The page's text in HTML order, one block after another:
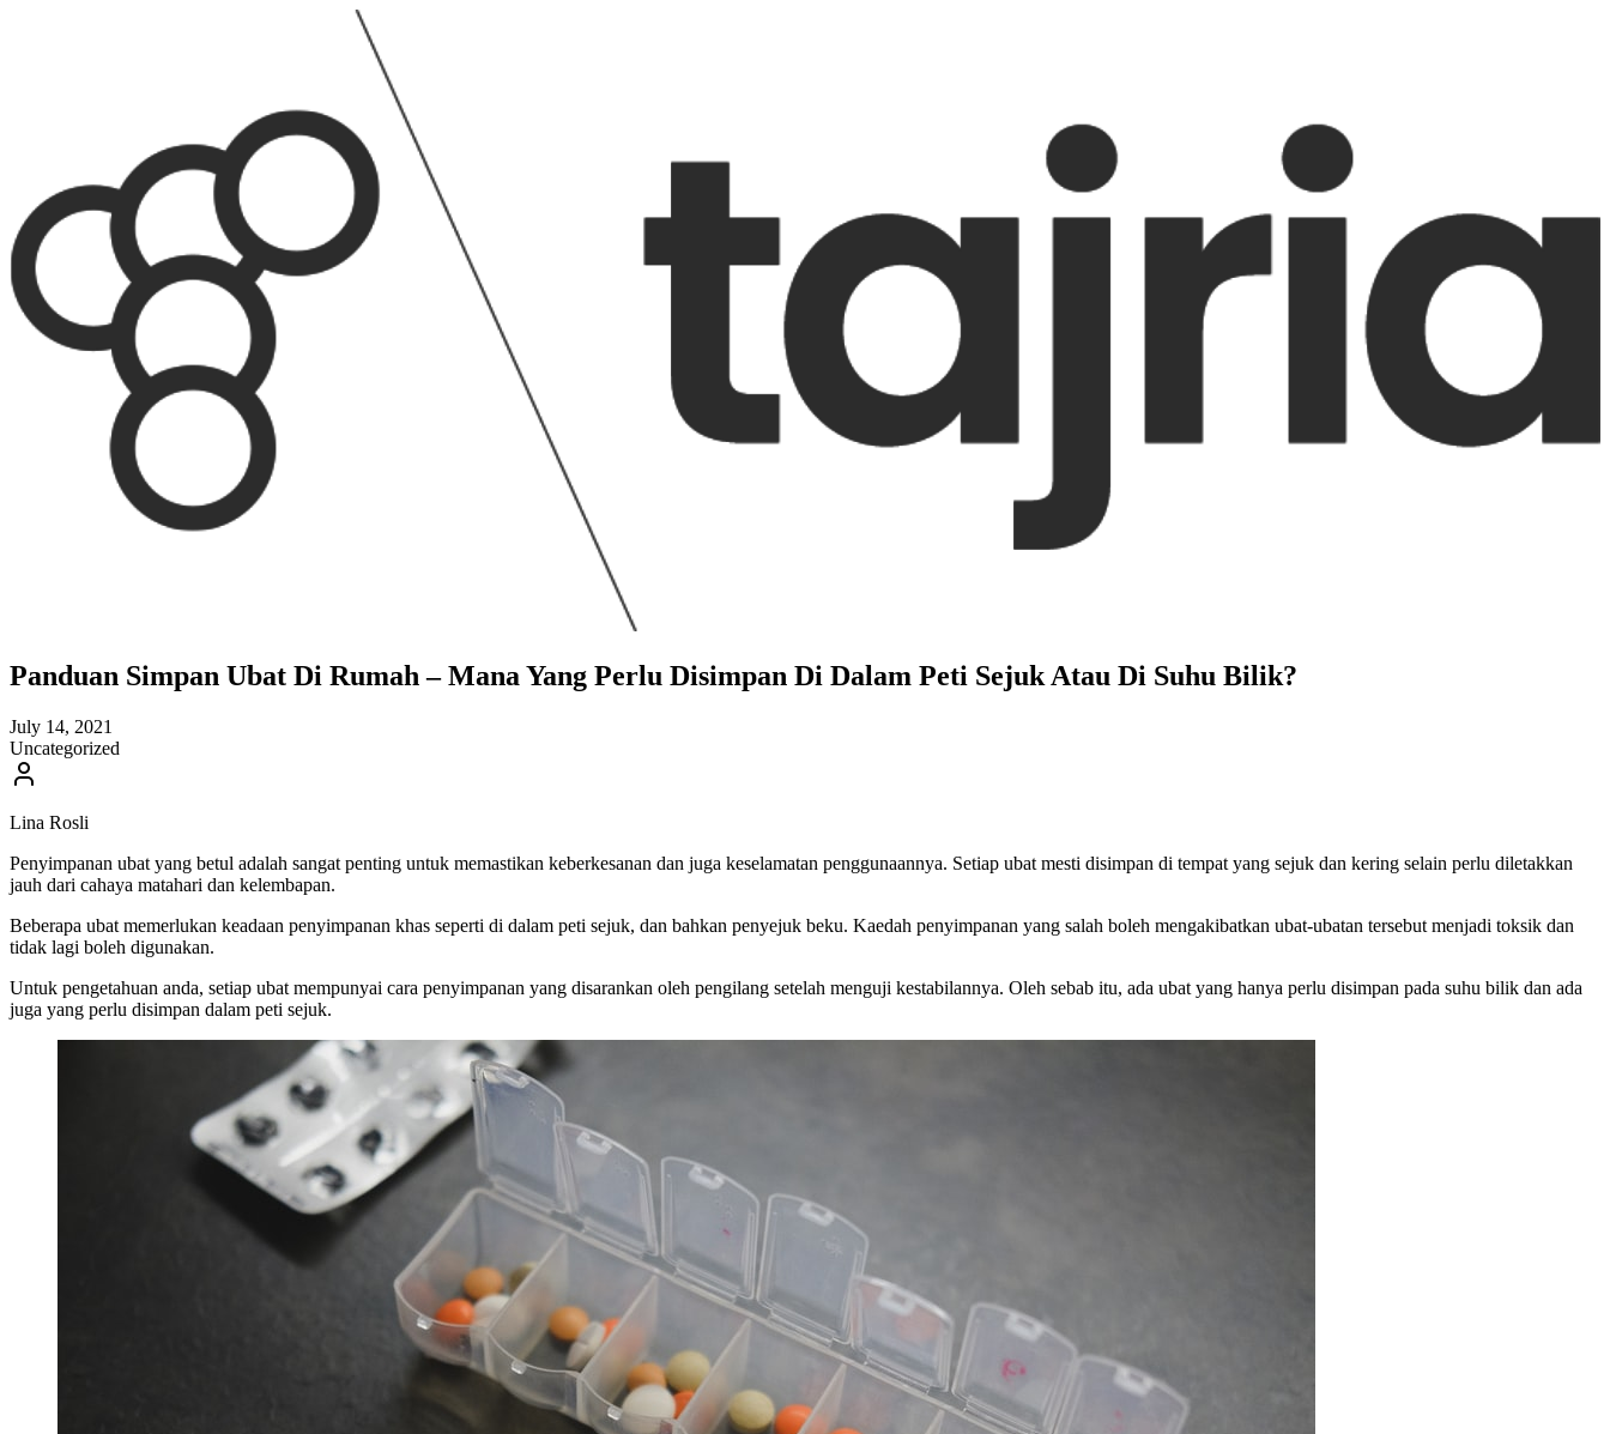
Panduan Simpan Ubat Di Rumah – Mana Yang Perlu Disimpan Di Dalam Peti Sejuk Atau Di Suhu Bilik?
July 14, 2021
Uncategorized
Lina Rosli
Penyimpanan ubat yang betul adalah sangat penting untuk memastikan keberkesanan dan juga keselamatan penggunaannya. Setiap ubat mesti disimpan di tempat yang sejuk dan kering selain perlu diletakkan
jauh dari cahaya matahari dan kelembapan.
Beberapa ubat memerlukan keadaan penyimpanan khas seperti di dalam peti sejuk, dan bahkan penyejuk beku. Kaedah penyimpanan yang salah boleh mengakibatkan ubat-ubatan tersebut menjadi toksik dan
tidak lagi boleh digunakan.
Untuk pengetahuan anda, setiap ubat mempunyai cara penyimpanan yang disarankan oleh pengilang setelah menguji kestabilannya. Oleh sebab itu, ada ubat yang hanya perlu disimpan pada suhu bilik dan ada
juga yang perlu disimpan dalam peti sejuk.